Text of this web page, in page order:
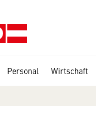
Personal Wirtschaft